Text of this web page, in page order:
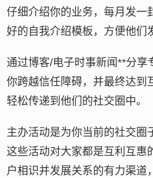
仔细介绍你的业务，每月发一
好的自我介绍模板，方便他们
通过博客/电子时事新闻**分享
你跨越信任障碍，并最终达到
轻松传递到他们的社交圈中。
主办活动是为你当前的社交圈
这些活动对大家都是互利互惠
户相识并发展关系的有力渠道